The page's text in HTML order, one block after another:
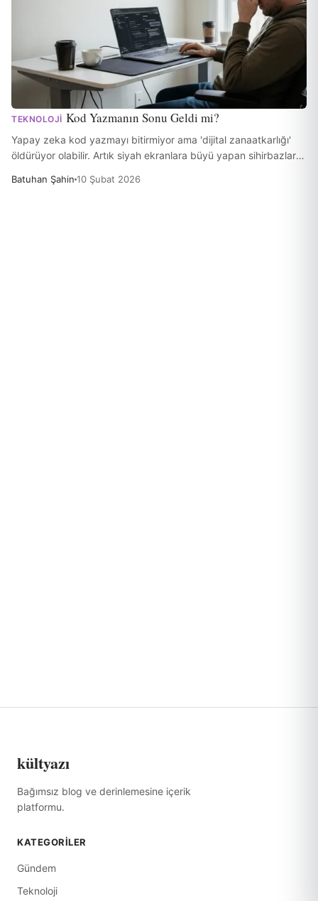
TEKNOLOJI Kod Yazmanın Sonu Geldi mi?
Yapay zeka kod yazmayı bitirmiyor ama 'dijital zanaatkarlığı'
öldürüyor olabilir. Artık siyah ekranlara büyü yapan sihirbazlar
Batuhan Şahin 10 Şubat 2026
kültyazı
Bağımsız blog ve derinlemesine içerik
platformu.
KATEGORILER
Gündem
Teknoloji